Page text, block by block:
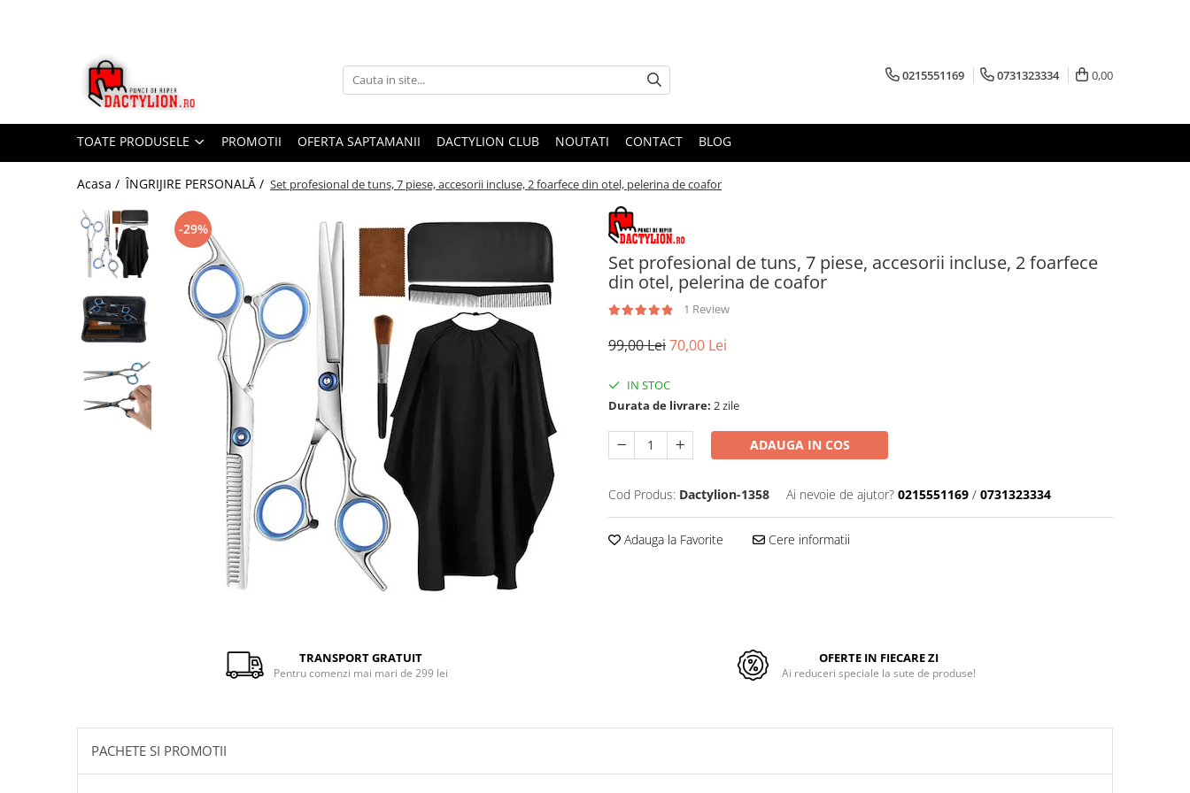
0215551169 0731323334 0,00
TOATE PRODUSELE PROMOTII OFERTA SAPTAMANII DACTYLION CLUB NOUTATI CONTACT BLOG
Acasa / ÎNGRIJIRE PERSONALĂ / Set profesional de tuns, 7 piese, accesorii incluse, 2 foarfece din otel, pelerina de coafor
Set profesional de tuns, 7 piese, accesorii incluse, 2 foarfece
din otel, pelerina de coafor
1 Review
-29%
Facebook
99,00 Lei70,00 Lei
IN STOC
Durata de livrare: 2 zile
ADAUGA IN COS
Cod Produs: Dactylion-1358 Ai nevoie de ajutor? 0215551169 / 0731323334
Adauga la Favorite Cere informatii
TRANSPORT GRATUIT
Pentru comenzi mai mari de 299 lei
OFERTE IN FIECARE ZI
Ai reduceri speciale la sute de produse!
PACHETE SI PROMOTII